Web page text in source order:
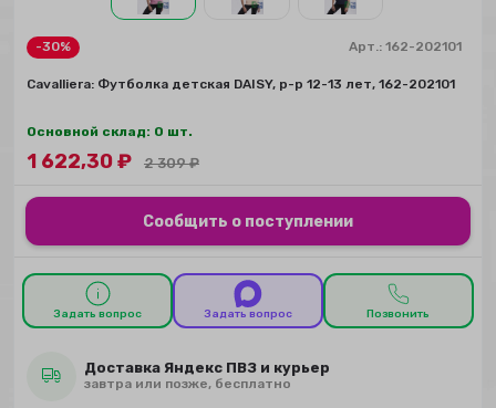
-30% Арт.:162-202101
Сavalliera: Футболка детская DAISY, р-р 12-13 лет, 162-202101
Основной склад: 0 шт.
1 622,30₽ 2 309₽
Сообщить о поступлении
Задать вопрос Задать вопрос Позвонить
Доставка Яндекс ПВЗ и курьер
завтра или позже, бесплатно